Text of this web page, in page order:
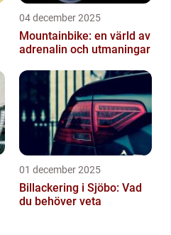
04 december 2025
Mountainbike: en värld av
adrenalin och utmaningar
01 december 2025
Billackering i Sjöbo: Vad
du behöver veta